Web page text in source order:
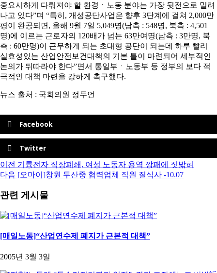
중요시하게 다뤄져야 할 환경ㆍ노동 분야는 가장 뒷전으로 밀려
나고 있다”며 “특히, 개성공단사업은 향후 3단계에 걸쳐 2,000만
평이 완공되면, 올해 9월 7일 5,049명(남측 : 548명, 북측 : 4,501
명)에 이르는 근로자의 120배가 넘는 63만여명(남측 : 3만명, 북
측 : 60만명)이 근무하게 되는 초대형 공단이 되는데 하루 빨리
실효성있는 산업안전보건대책의 기본 틀이 마련되어 세부적인
논의가 뒤따라야 한다”면서 통일부ㆍ노동부 등 정부의 보다 적
극적인 대책 마련을 강하게 촉구했다.
뉴스 출처 : 국회의원 정두언
Facebook
Twitter
이전 기륭전자 직장폐쇄, 여성 노동자 용역 깡패에 짓밟혀
다음 [오마이]창원 두산중 협력업체 직원 질식사 -10.07
관련 게시물
[매일노동]“산업연수제 폐지가 근본적 대책”
2005년 3월 3일